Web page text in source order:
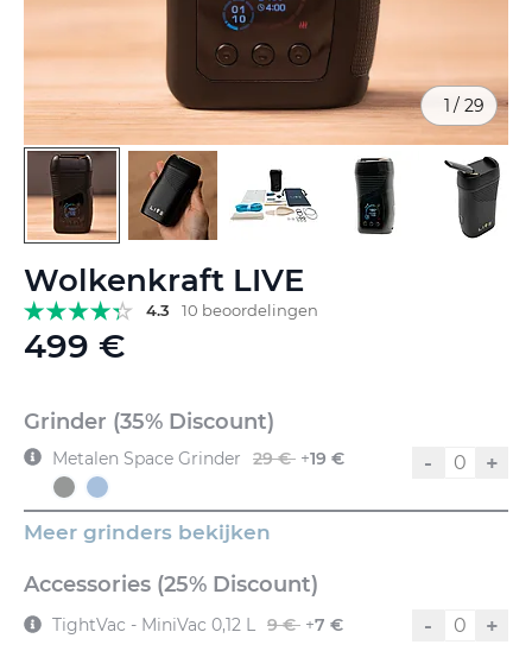
Wolkenkraft LIVE
4.3 10 beoordelingen
499 €
Grinder (35% Discount)
-
+
Metalen Space Grinder 29 € +19 €
Meer grinders bekijken
Accessories (25% Discount)
-
+
TightVac - MiniVac 0,12 L 9 € +7 €
1 / 29
naar
het
begin
van
gallerij